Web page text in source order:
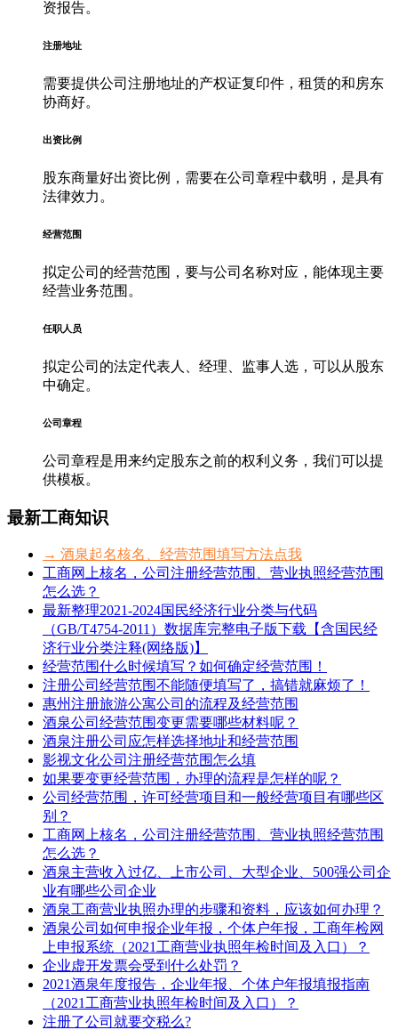
资报告。
注册地址
需要提供公司注册地址的产权证复印件，租赁的和房东
协商好。
出资比例
股东商量好出资比例，需要在公司章程中载明，是具有
法律效力。
经营范围
拟定公司的经营范围，要与公司名称对应，能体现主要
经营业务范围。
任职人员
拟定公司的法定代表人、经理、监事人选，可以从股东
中确定。
公司章程
公司章程是用来约定股东之前的权利义务，我们可以提
供模板。
最新工商知识
→ 酒泉起名核名、经营范围填写方法点我
工商网上核名，公司注册经营范围、营业执照经营范围
怎么选？
最新整理2021-2024国民经济行业分类与代码
（GB/T4754-2011）数据库完整电子版下载【含国民经
济行业分类注释(网络版)】
经营范围什么时候填写？如何确定经营范围！
注册公司经营范围不能随便填写了，搞错就麻烦了！
惠州注册旅游公寓公司的流程及经营范围
酒泉公司经营范围变更需要哪些材料呢？
酒泉注册公司应怎样选择地址和经营范围
影视文化公司注册经营范围怎么填
如果要变更经营范围，办理的流程是怎样的呢？
公司经营范围，许可经营项目和一般经营项目有哪些区
别？
工商网上核名，公司注册经营范围、营业执照经营范围
怎么选？
酒泉主营收入过亿、上市公司、大型企业、500强公司企
业有哪些公司企业
酒泉工商营业执照办理的步骤和资料，应该如何办理？
酒泉公司如何申报企业年报，个体户年报，工商年检网
上申报系统（2021工商营业执照年检时间及入口）？
企业虚开发票会受到什么处罚？
2021酒泉年度报告，企业年报、个体户年报填报指南
（2021工商营业执照年检时间及入口）？
注册了公司就要交税么?